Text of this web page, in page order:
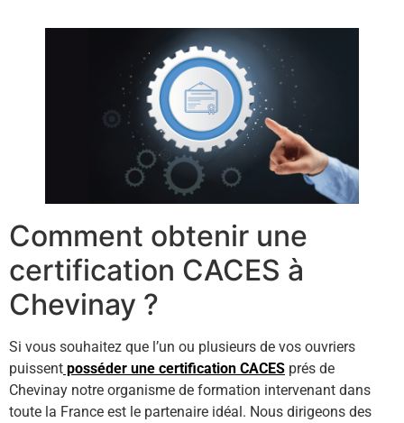
Comment obtenir une
certification CACES à
Chevinay ?
Si vous souhaitez que l’un ou plusieurs de vos ouvriers
puissent posséder une certification CACES prés de
Chevinay notre organisme de formation intervenant dans
toute la France est le partenaire idéal. Nous dirigeons des